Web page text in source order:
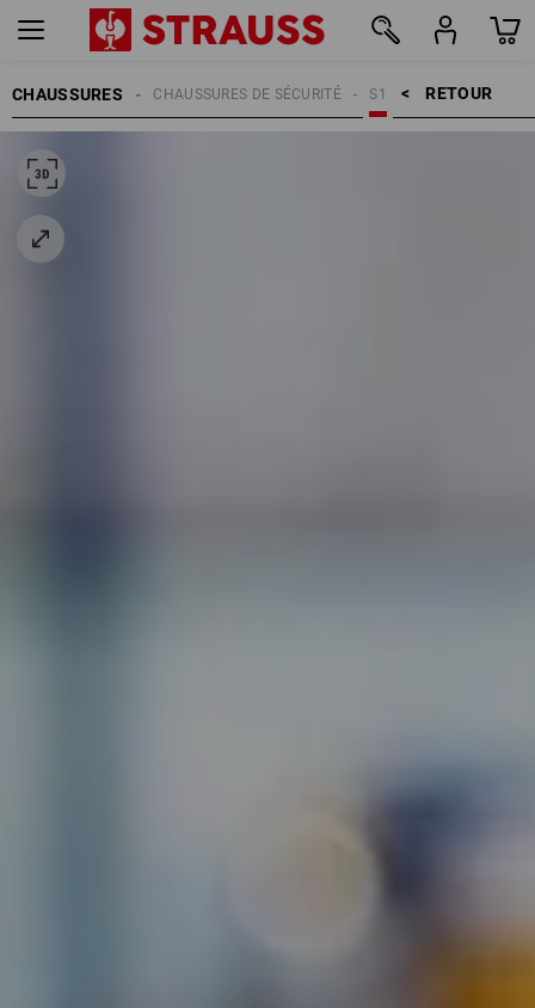
CHAUSSURES RETOUR    >
S1
CHAUSSURES DE SÉCURITÉ